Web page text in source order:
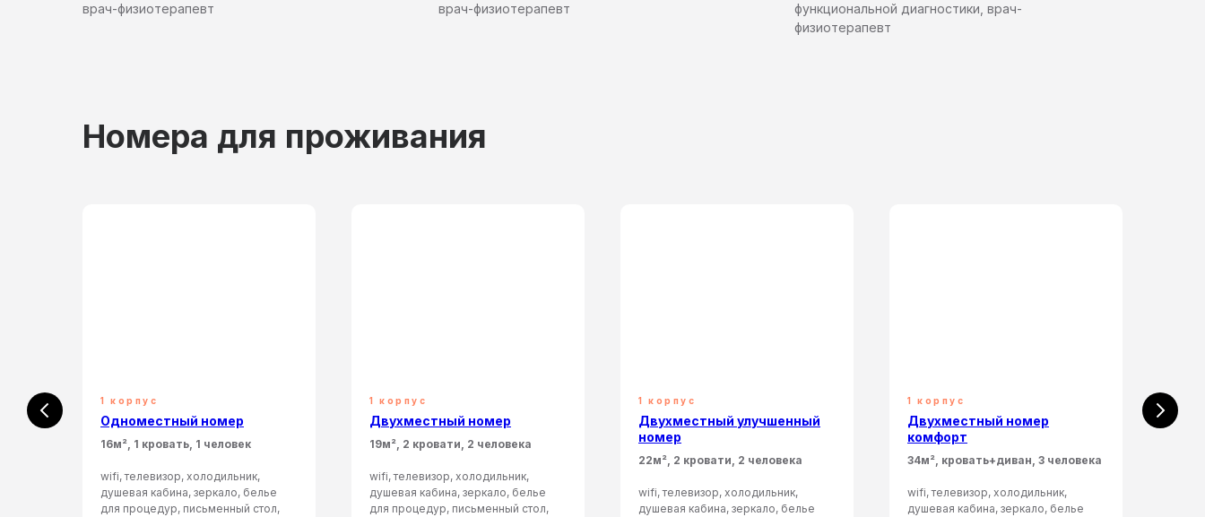
врач-физиотерапевт
врач-физиотерапевт
функциональной диагностики, врач-
физиотерапевт
Номера для проживания
1 корпус
Одноместный номер
16м², 1 кровать, 1 человек
wifi, телевизор, холодильник,
душевая кабина, зеркало, белье
для процедур, письменный стол,
1 корпус
Двухместный номер
19м², 2 кровати, 2 человека
wifi, телевизор, холодильник,
душевая кабина, зеркало, белье
для процедур, письменный стол,
1 корпус
Двухместный улучшенный
номер
22м², 2 кровати, 2 человека
wifi, телевизор, холодильник,
душевая кабина, зеркало, белье
1 корпус
Двухместный номер
комфорт
34м², кровать+диван, 3 человека
wifi, телевизор, холодильник,
душевая кабина, зеркало, белье